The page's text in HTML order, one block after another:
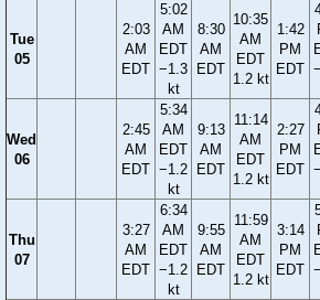
Tue
05
2:03
AM
EDT
5:02
AM
EDT
−1.3
kt
8:30
AM
EDT
10:35
AM
EDT
1.2 kt
1:42
PM
EDT
Wed
06
2:45
AM
EDT
5:34
AM
EDT
−1.2
kt
9:13
AM
EDT
11:14
AM
EDT
1.2 kt
2:27
PM
EDT
Thu
07
3:27
AM
EDT
6:34
AM
EDT
−1.2
kt
9:55
AM
EDT
11:59
AM
EDT
1.2 kt
3:14
PM
EDT